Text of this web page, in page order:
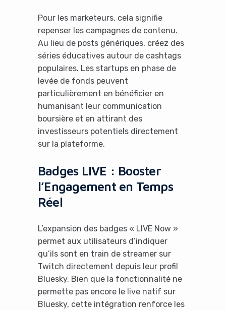
Pour les marketeurs, cela signifie
repenser les campagnes de contenu.
Au lieu de posts génériques, créez des
séries éducatives autour de cashtags
populaires. Les startups en phase de
levée de fonds peuvent
particulièrement en bénéficier en
humanisant leur communication
boursière et en attirant des
investisseurs potentiels directement
sur la plateforme.
Badges LIVE : Booster
l’Engagement en Temps
Réel
L’expansion des badges « LIVE Now »
permet aux utilisateurs d’indiquer
qu’ils sont en train de streamer sur
Twitch directement depuis leur profil
Bluesky. Bien que la fonctionnalité ne
permette pas encore le live natif sur
Bluesky, cette intégration renforce les